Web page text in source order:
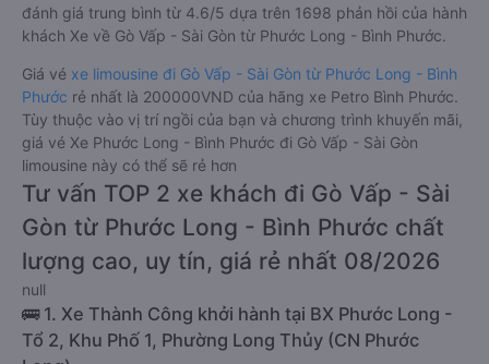
đánh giá trung bình từ 4.6/5 dựa trên 1698 phản hồi của hành
khách Xe về Gò Vấp - Sài Gòn từ Phước Long - Bình Phước.
Giá vé xe limousine đi Gò Vấp - Sài Gòn từ Phước Long - Bình
Phước rẻ nhất là 200000VND của hãng xe Petro Bình Phước.
Tùy thuộc vào vị trí ngồi của bạn và chương trình khuyến mãi,
giá vé Xe Phước Long - Bình Phước đi Gò Vấp - Sài Gòn
limousine này có thể sẽ rẻ hơn
Tư vấn TOP 2 xe khách đi Gò Vấp - Sài
Gòn từ Phước Long - Bình Phước chất
lượng cao, uy tín, giá rẻ nhất 08/2026
null
🚌 1. Xe Thành Công khởi hành tại BX Phước Long -
Tổ 2, Khu Phố 1, Phường Long Thủy (CN Phước